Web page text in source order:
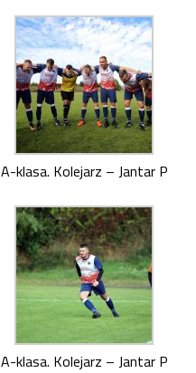
A-klasa. Kolejarz – Jantar P
A-klasa. Kolejarz – Jantar P